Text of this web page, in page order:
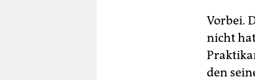
Vorbei.
nicht
den